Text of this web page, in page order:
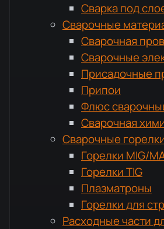
Сварка под
Сварочные
Сварочная
Сварочные
Присадочные
Припои
Флюс
Сварочная
Сварочные
Горелки MIG/
Горелки TIG
Плазматроны
Горелки для
Расходные части